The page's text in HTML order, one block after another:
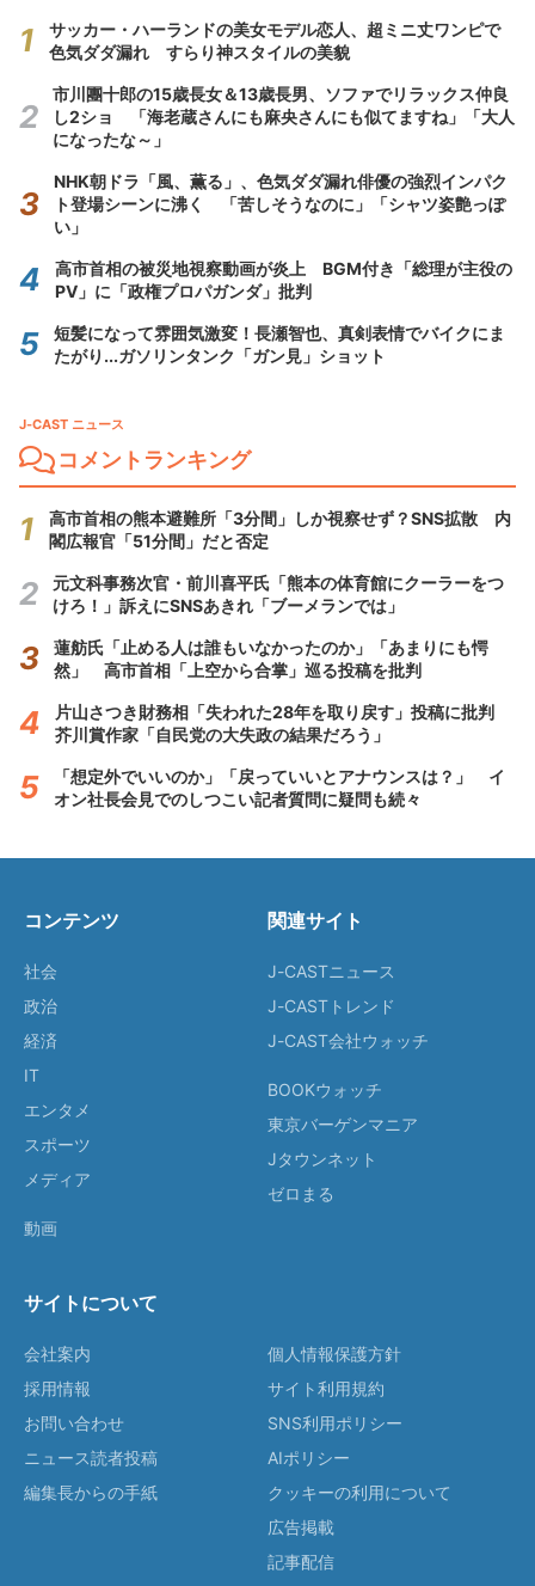
サッカー・ハーランドの美女モデル恋人、超ミニ丈ワンピで
色気ダダ漏れ すらり神スタイルの美貌
市川團十郎の15歳長女＆13歳長男、ソファでリラックス仲良
し2ショ 「海老蔵さんにも麻央さんにも似てますね」「大人
になったな～」
NHK朝ドラ「風、薫る」、色気ダダ漏れ俳優の強烈インパク
ト登場シーンに沸く 「苦しそうなのに」「シャツ姿艶っぽ
い」
高市首相の被災地視察動画が炎上 BGM付き「総理が主役の
PV」に「政権プロパガンダ」批判
短髪になって雰囲気激変！長瀬智也、真剣表情でバイクにま
たがり...ガソリンタンク「ガン見」ショット
J-CAST ニュース
コメントランキング
高市首相の熊本避難所「3分間」しか視察せず？SNS拡散 内
閣広報官「51分間」だと否定
元文科事務次官・前川喜平氏「熊本の体育館にクーラーをつ
けろ！」訴えにSNSあきれ「ブーメランでは」
蓮舫氏「止める人は誰もいなかったのか」「あまりにも愕
然」 高市首相「上空から合掌」巡る投稿を批判
片山さつき財務相「失われた28年を取り戻す」投稿に批判
芥川賞作家「自民党の大失政の結果だろう」
「想定外でいいのか」「戻っていいとアナウンスは？」 イ
オン社長会見でのしつこい記者質問に疑問も続々
コンテンツ
社会
政治
経済
IT
エンタメ
スポーツ
メディア
動画
関連サイト
J-CASTニュース
J-CASTトレンド
J-CAST会社ウォッチ
BOOKウォッチ
東京バーゲンマニア
Jタウンネット
ゼロまる
サイトについて
会社案内
採用情報
お問い合わせ
ニュース読者投稿
編集長からの手紙
個人情報保護方針
サイト利用規約
SNS利用ポリシー
AIポリシー
クッキーの利用について
広告掲載
記事配信